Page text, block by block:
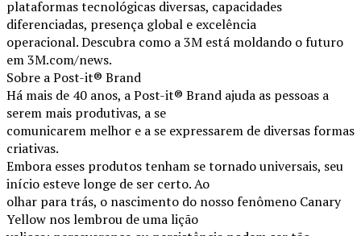
plataformas tecnológicas diversas, capacidades
diferenciadas, presença global e excelência
operacional. Descubra como a 3M está moldando o futuro
em 3M.com/news.
Sobre a Post-it® Brand
Há mais de 40 anos, a Post-it® Brand ajuda as pessoas a
serem mais produtivas, a se
comunicarem melhor e a se expressarem de diversas formas
criativas.
Embora esses produtos tenham se tornado universais, seu
início esteve longe de ser certo. Ao
olhar para trás, o nascimento do nosso fenômeno Canary
Yellow nos lembrou de uma lição